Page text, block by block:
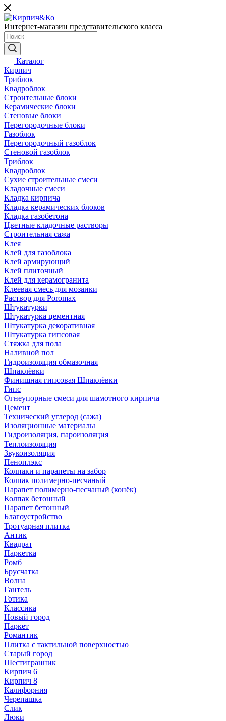
Интернет-магазин представительского класса
Каталог
Кирпич
Триблок
Квадроблок
Строительные блоки
Керамические блоки
Стеновые блоки
Перегородочные блоки
Газоблок
Перегородочный газоблок
Стеновой газоблок
Триблок
Квадроблок
Сухие строительные смеси
Кладочные смеси
Кладка кирпича
Кладка керамических блоков
Кладка газобетона
Цветные кладочные растворы
Строительная сажа
Клея
Клей для газоблока
Клей армирующий
Клей плиточный
Клей для керамогранита
Клеевая смесь для мозаики
Раствор для Poromax
Штукатурки
Штукатурка цементная
Штукатурка декоративная
Штукатурка гипсовая
Стяжка для пола
Наливной пол
Гидроизоляция обмазочная
Шпаклёвки
Финишная гипсовая Шпаклёвки
Гипс
Огнеупорные смеси для шамотного кирпича
Цемент
Технический углерод (сажа)
Изоляционные материалы
Гидроизоляция, пароизоляция
Теплоизоляция
Звукоизоляция
Пеноплэкс
Колпаки и парапеты на забор
Колпак полимерно-песчаный
Парапет полимерно-песчаный (конёк)
Колпак бетонный
Парапет бетонный
Благоустройство
Тротуарная плитка
Антик
Квадрат
Паркетка
Ромб
Брусчатка
Волна
Гантель
Готика
Классика
Новый город
Паркет
Романтик
Плитка с тактильной поверхностью
Старый город
Шестигранник
Кирпич 6
Кирпич 8
Калифорния
Черепашка
Слик
Люки